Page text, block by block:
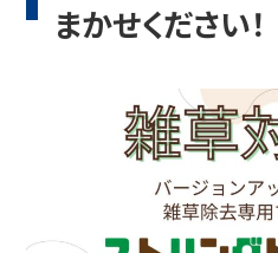
まかせください！